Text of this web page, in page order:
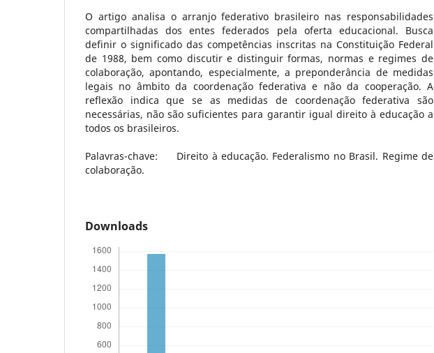
O artigo analisa o arranjo federativo brasileiro nas responsabilidades
compartilhadas dos entes federados pela oferta educacional. Busca
definir o significado das competências inscritas na Constituição Federal
de 1988, bem como discutir e distinguir formas, normas e regimes de
colaboração, apontando, especialmente, a preponderância de medidas
legais no âmbito da coordenação federativa e não da cooperação. A
reflexão indica que se as medidas de coordenação federativa são
necessárias, não são suficientes para garantir igual direito à educação a
todos os brasileiros.
Palavras-chave: Direito à educação. Federalismo no Brasil. Regime de
colaboração.
Downloads